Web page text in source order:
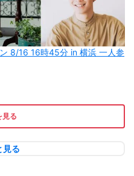
8/16 16時45分 in 横浜 一人参
見る
見る